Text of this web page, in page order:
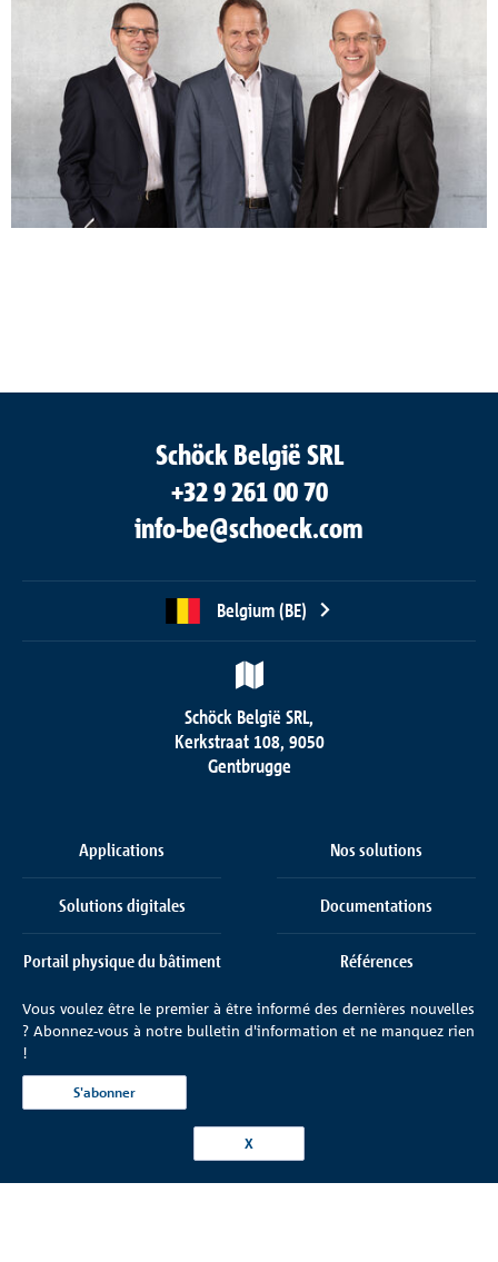
Vous voulez être le premier à être informé des dernières nouvelles
? Abonnez-vous à notre bulletin d'information et ne manquez rien
!
S'abonner
X
Schöck België SRL
+32 9 261 00 70
info-be@schoeck.com
Belgium (BE)
Schöck België SRL,
Kerkstraat 108, 9050
Gentbrugge
Applications Nos solutions
Solutions digitales Documentations
Portail physique du bâtiment Références
La société Contacter
Paramètres de configuration des cookies
Conditions de livraison